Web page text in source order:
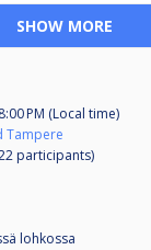
SHOW MORE
PM (Local time)
Tampere
participants)
lohkossa